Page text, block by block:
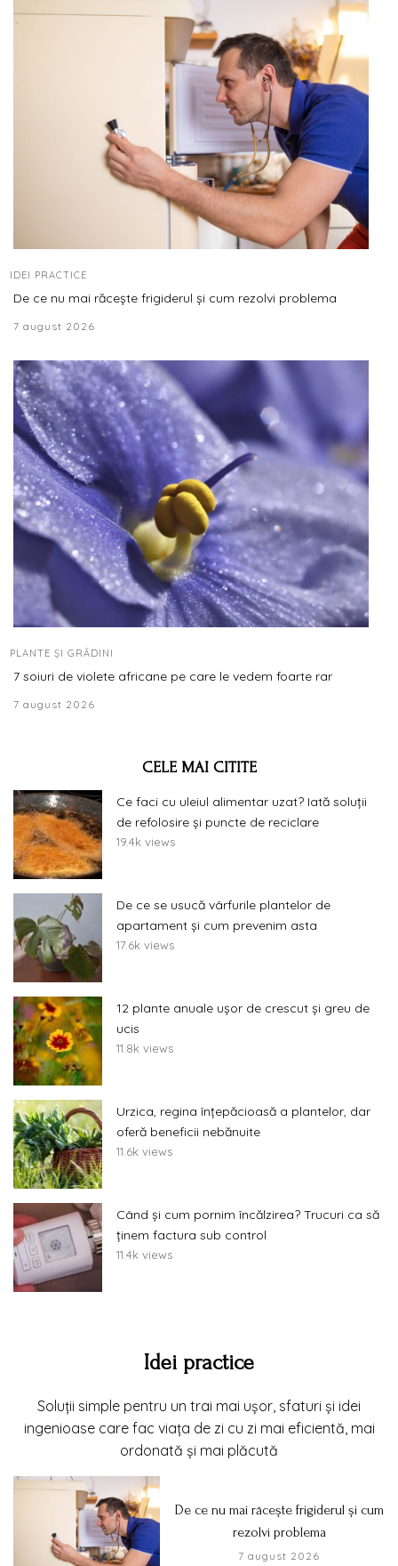
IDEI PRACTICE
De ce nu mai răcește frigiderul și cum rezolvi problema
7 august 2026
PLANTE ȘI GRĂDINI
7 soiuri de violete africane pe care le vedem foarte rar
7 august 2026
CELE MAI CITITE
Ce faci cu uleiul alimentar uzat? Iată soluții
de refolosire și puncte de reciclare
19.4k views
De ce se usucă vârfurile plantelor de
apartament și cum prevenim asta
17.6k views
12 plante anuale ușor de crescut și greu de
ucis
11.8k views
Urzica, regina înțepăcioasă a plantelor, dar
oferă beneficii nebănuite
11.6k views
Când și cum pornim încălzirea? Trucuri ca să
ținem factura sub control
11.4k views
Idei practice
Soluții simple pentru un trai mai ușor, sfaturi și idei
ingenioase care fac viața de zi cu zi mai eficientă, mai
ordonată și mai plăcută
De ce nu mai răcește frigiderul și cum
rezolvi problema
7 august 2026